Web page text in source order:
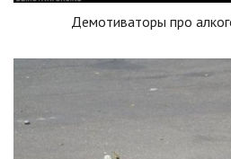
Демотиваторы про